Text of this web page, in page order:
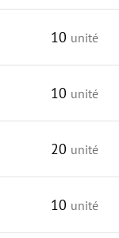
10 unité
10 unité
20 unité
10 unité